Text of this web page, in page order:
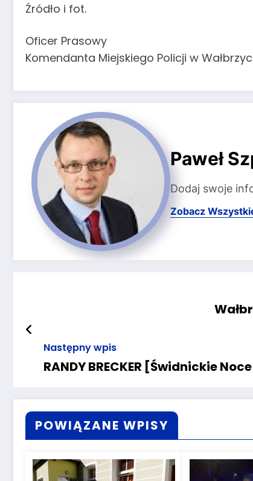
Źródło i fot.
Oficer Prasowy
Komendanta Miejskiego Policji w
Paweł
Dodaj swoje
Zobacz
Następny wpis
RANDY BRECKER [Świdnickie
POWIĄZANE WPISY